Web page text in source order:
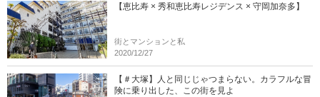
【恵比寿 × 秀和恵比寿レジデンス × 守岡加奈多】
街とマンションと私
2020/12/27
【＃大塚】人と同じじゃつまらない。カラフルな冒
険に乗り出した、この街を見よ